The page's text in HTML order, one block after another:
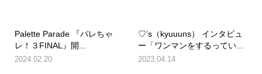
Palette Parade 『パレちゃ
レ！３FINAL』開...
2024.02.20
♡’s（kyuuuns） インタビュ
ー「ワンマンをするってい...
2023.04.14